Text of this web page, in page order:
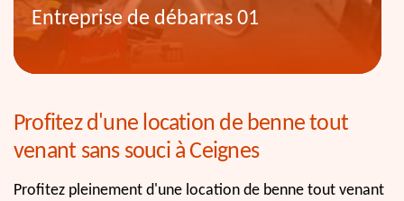
Entreprise de débarras 01
Profitez d'une location de benne tout
venant sans souci à Ceignes
Profitez pleinement d'une location de benne tout venant